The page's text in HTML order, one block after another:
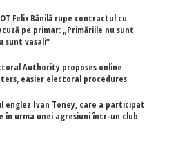
Felix Bănilă rupe contractul cu
pe primar: „Primăriile nu sunt
sunt vasali”
Authority proposes online
easier electoral procedures
englez Ivan Toney, care a participat
în urma unei agresiuni într-un club